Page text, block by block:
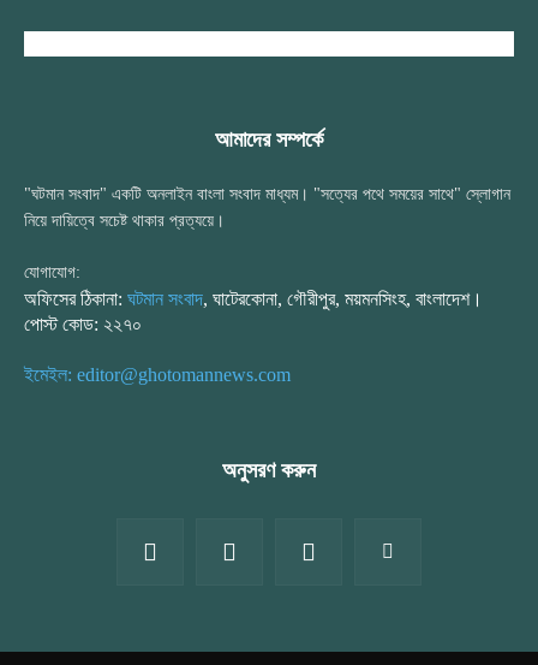
আমাদের সম্পর্কে
"ঘটমান সংবাদ" একটি অনলাইন বাংলা সংবাদ মাধ্যম। "সত্যের পথে সময়ের সাথে" স্লোগান
নিয়ে দায়িত্বে সচেষ্ট থাকার প্রত্যয়ে।
যোগাযোগ:
অফিসের ঠিকানা: ঘটমান সংবাদ, ঘাটেরকোনা, গৌরীপুর, ময়মনসিংহ, বাংলাদেশ।
পোস্ট কোড: ২২৭০
ইমেইল: editor@ghotomannews.com
অনুসরণ করুন